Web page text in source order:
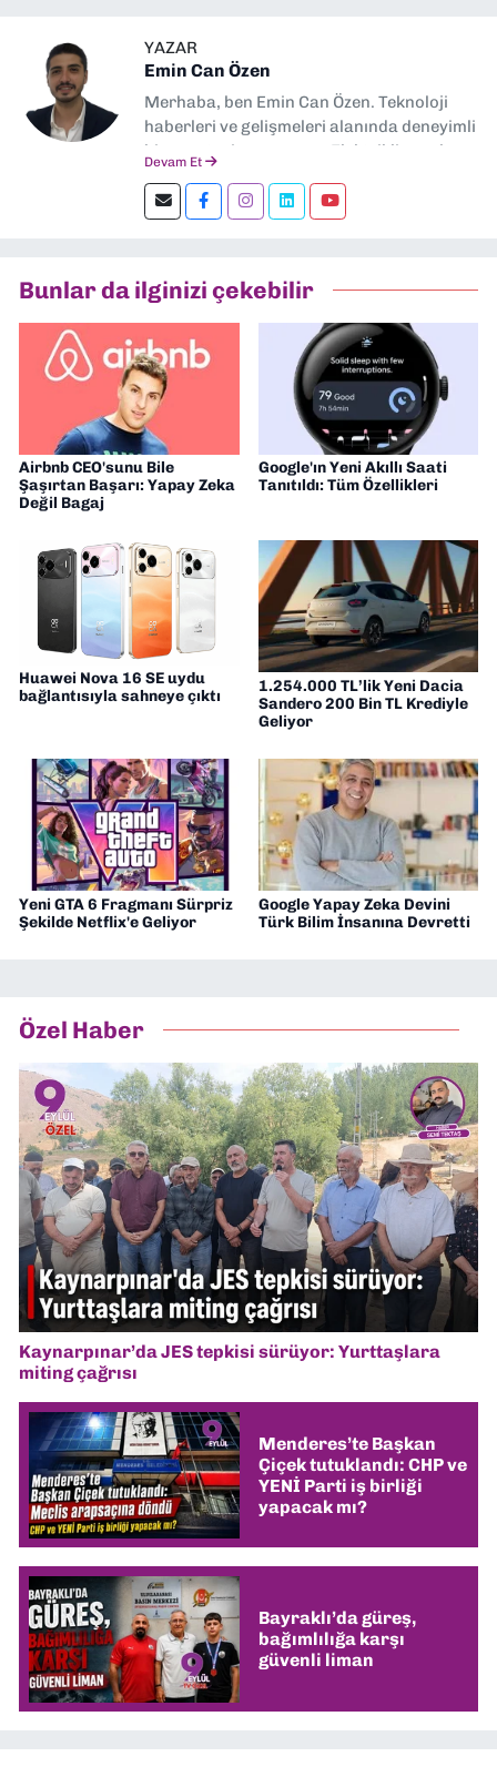
YAZAR
Emin Can Özen
Merhaba, ben Emin Can Özen. Teknoloji
haberleri ve gelişmeleri alanında deneyimli
bir gazeteci ve yazarım. Elektrikli araçlar,
en çok ilgi duyduğum konular.
Dokuzeylul.com’da yazar olarak görev
İzmir’den teknoloji dünyasına dair
yorumlarımı paylaşıyorum. Takipte kalın!
🚀
Devam Et
Bunlar da ilginizi çekebilir
Airbnb CEO'sunu Bile
Şaşırtan Başarı: Yapay Zeka
Değil Bagaj
Google'ın Yeni Akıllı Saati
Tanıtıldı: Tüm Özellikleri
Huawei Nova 16 SE uydu
bağlantısıyla sahneye çıktı
1.254.000 TL’lik Yeni Dacia
Sandero 200 Bin TL Krediyle
Geliyor
Yeni GTA 6 Fragmanı Sürpriz
Şekilde Netflix'e Geliyor
Google Yapay Zeka Devini
Türk Bilim İnsanına Devretti
Özel Haber
Kaynarpınar’da JES tepkisi sürüyor: Yurttaşlara
miting çağrısı
Menderes’te Başkan
Çiçek tutuklandı: CHP ve
YENİ Parti iş birliği
yapacak mı?
Bayraklı’da güreş,
bağımlılığa karşı
güvenli liman